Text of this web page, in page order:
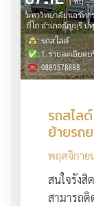
รถสไล
ย้ายรถ
พฤศจิกาย
สนใจรังสิ
สามารถติ